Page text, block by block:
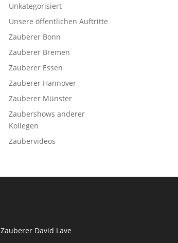
Unkategorisiert
Unsere öffentlichen Auftritte
Zauberer Bonn
Zauberer Bremen
Zauberer Essen
Zauberer Hannover
Zauberer Münster
Zaubershows anderer
Kollegen
Zaubervideos
Zauberer David Lave